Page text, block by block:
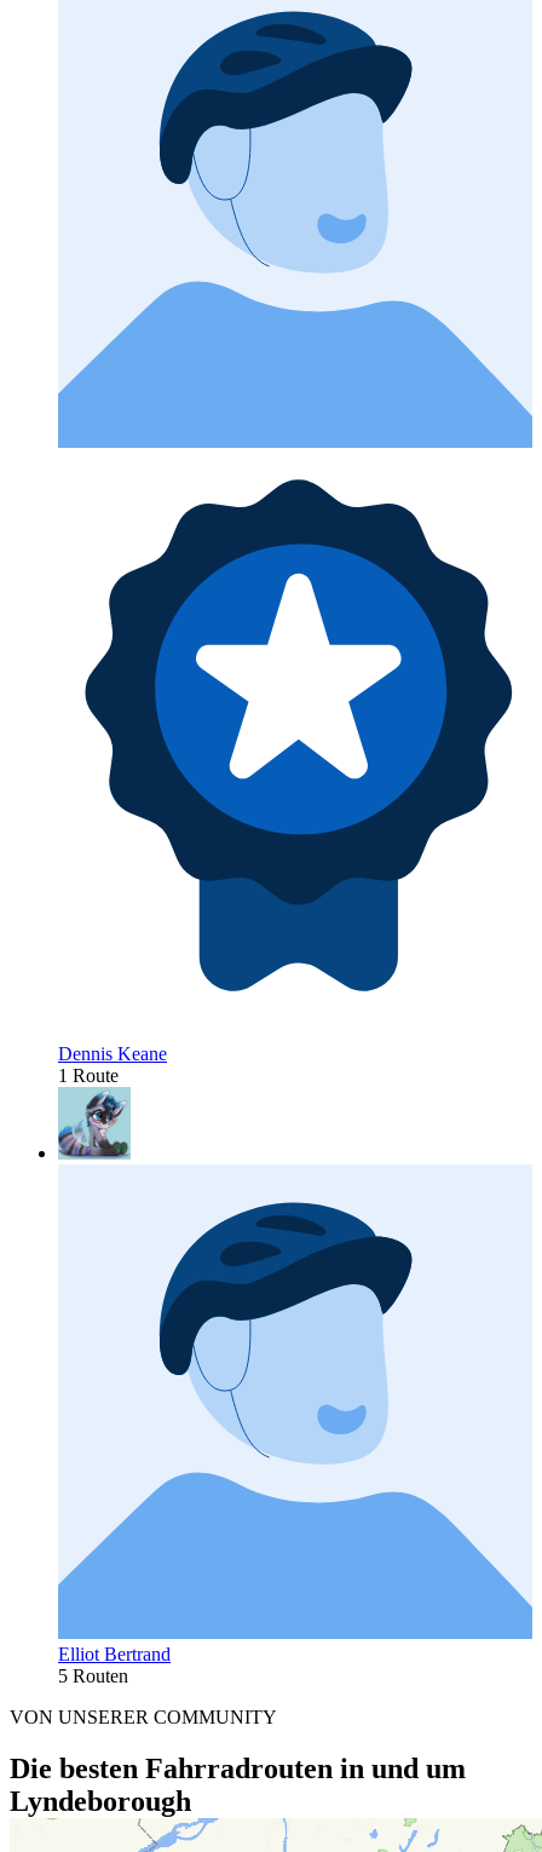
Dennis Keane
1 Route
Elliot Bertrand
5 Routen
VON UNSERER COMMUNITY
Die besten Fahrradrouten in und um
Lyndeborough